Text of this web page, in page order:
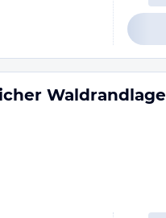
Waldrandlage